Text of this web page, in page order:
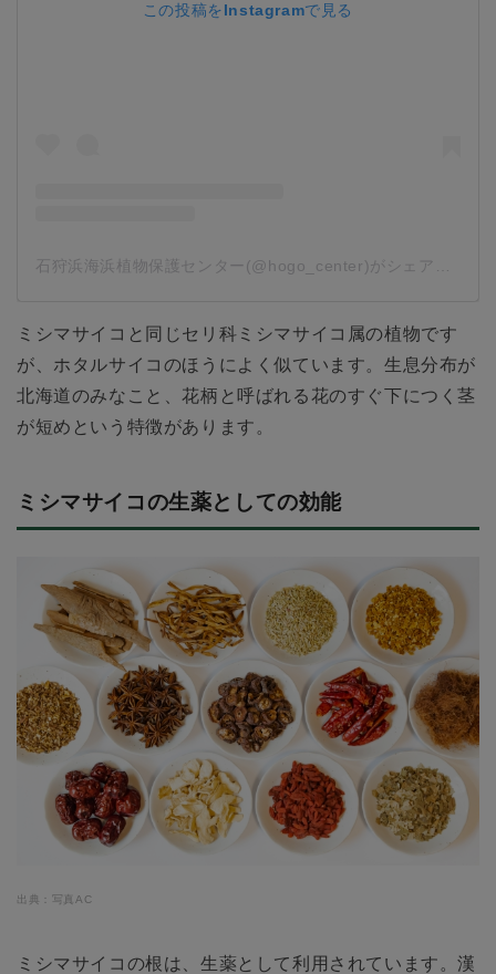
この投稿をInstagramで見る
ミシマサイコと同じセリ科ミシマサイコ属の植物です
が、ホタルサイコのほうによく似ています。生息分布が
北海道のみなこと、花柄と呼ばれる花のすぐ下につく茎
が短めという特徴があります。
ミシマサイコの生薬としての効能
出典：写真AC
ミシマサイコの根は、生薬として利用されています。漢